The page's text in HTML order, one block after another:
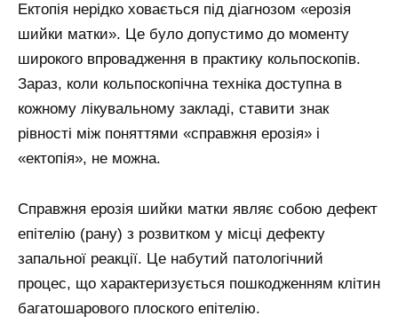
Ектопія нерідко ховається під діагнозом «ерозія
шийки матки». Це було допустимо до моменту
широкого впровадження в практику кольпоскопів.
Зараз, коли кольпоскопічна техніка доступна в
кожному лікувальному закладі, ставити знак
рівності між поняттями «справжня ерозія» і
«ектопія», не можна.
Справжня ерозія шийки матки являє собою дефект
епітелію (рану) з розвитком у місці дефекту
запальної реакції. Це набутий патологічний
процес, що характеризується пошкодженням клітин
багатошарового плоского епітелію.